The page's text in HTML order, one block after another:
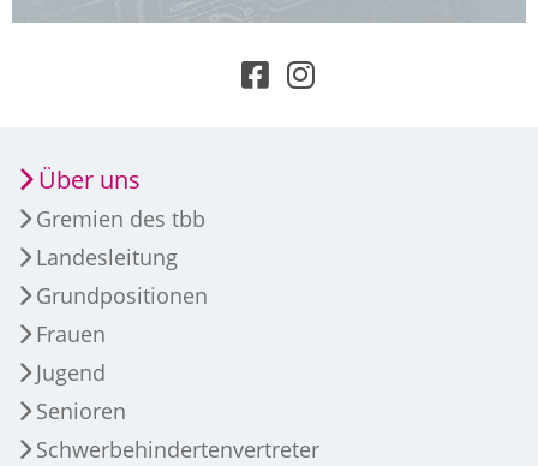
Über uns
Gremien des tbb
Landesleitung
Grundpositionen
Frauen
Jugend
Senioren
Schwerbehindertenvertreter